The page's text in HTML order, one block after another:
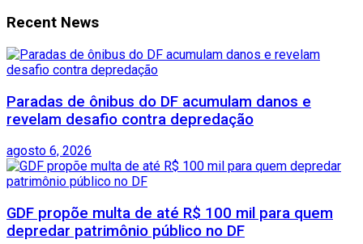
Recent News
Paradas de ônibus do DF acumulam danos e
revelam desafio contra depredação
agosto 6, 2026
GDF propõe multa de até R$ 100 mil para quem
depredar patrimônio público no DF